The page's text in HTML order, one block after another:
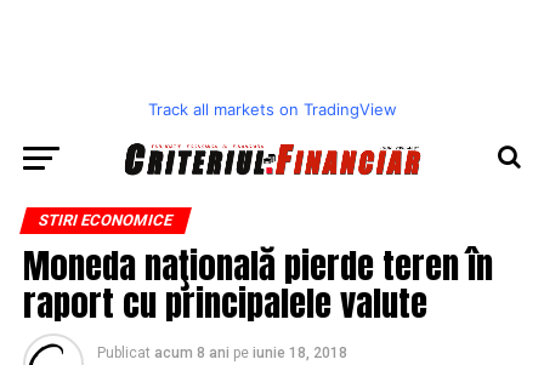
Track all markets on TradingView
STIRI ECONOMICE
Moneda naţională pierde teren în
raport cu principalele valute
Publicat acum 8 ani pe iunie 18, 2018